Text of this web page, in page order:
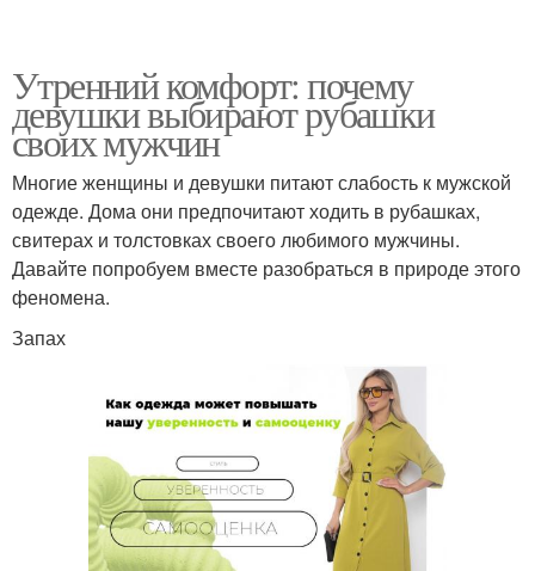
Утренний комфорт: почему
девушки выбирают рубашки
своих мужчин
Многие женщины и девушки питают слабость к мужской
одежде. Дома они предпочитают ходить в рубашках,
свитерах и толстовках своего любимого мужчины.
Давайте попробуем вместе разобраться в природе этого
феномена.
Запах